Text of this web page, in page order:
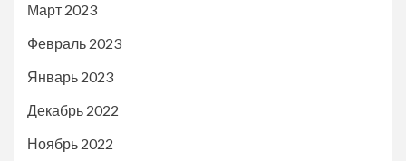
Март 2023
Февраль 2023
Январь 2023
Декабрь 2022
Ноябрь 2022